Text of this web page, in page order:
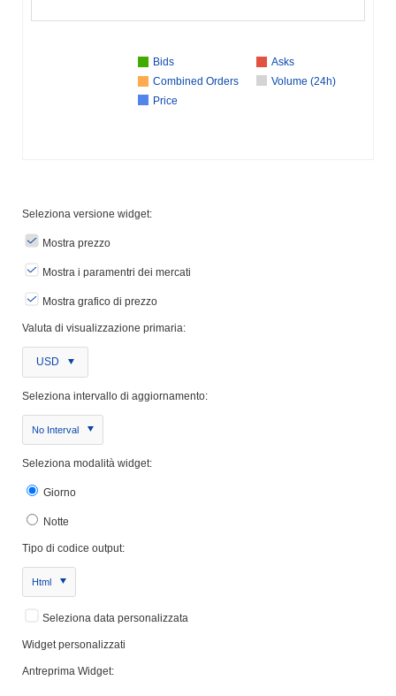
Bids
Asks
Combined Orders
Volume (24h)
Price
Seleziona versione widget:
Mostra prezzo
Mostra i paramentri dei mercati
Mostra grafico di prezzo
Valuta di visualizzazione primaria:
USD
Seleziona intervallo di aggiornamento:
No Interval
Seleziona modalità widget:
Giorno
Notte
Tipo di codice output:
Html
Seleziona data personalizzata
Widget personalizzati
Antreprima Widget: